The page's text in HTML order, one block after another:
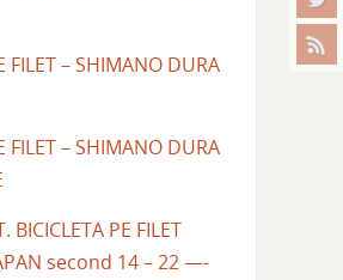
FILET – SHIMANO DURA
FILET – SHIMANO DURA
BICICLETA PE FILET
second 14 – 22 —-